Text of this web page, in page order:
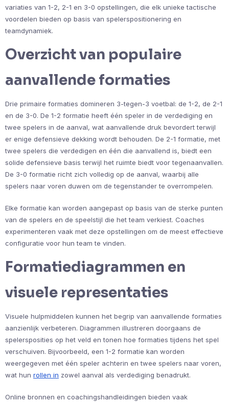
variaties van 1-2, 2-1 en 3-0 opstellingen, die elk unieke tactische
voordelen bieden op basis van spelerspositionering en
teamdynamiek.
Overzicht van populaire
aanvallende formaties
Drie primaire formaties domineren 3-tegen-3 voetbal: de 1-2, de 2-1
en de 3-0. De 1-2 formatie heeft één speler in de verdediging en
twee spelers in de aanval, wat aanvallende druk bevordert terwijl
er enige defensieve dekking wordt behouden. De 2-1 formatie, met
twee spelers die verdedigen en één die aanvallend is, biedt een
solide defensieve basis terwijl het ruimte biedt voor tegenaanvallen.
De 3-0 formatie richt zich volledig op de aanval, waarbij alle
spelers naar voren duwen om de tegenstander te overrompelen.
Elke formatie kan worden aangepast op basis van de sterke punten
van de spelers en de speelstijl die het team verkiest. Coaches
experimenteren vaak met deze opstellingen om de meest effectieve
configuratie voor hun team te vinden.
Formatiediagrammen en
visuele representaties
Visuele hulpmiddelen kunnen het begrip van aanvallende formaties
aanzienlijk verbeteren. Diagrammen illustreren doorgaans de
spelersposities op het veld en tonen hoe formaties tijdens het spel
verschuiven. Bijvoorbeeld, een 1-2 formatie kan worden
weergegeven met één speler achterin en twee spelers naar voren,
wat hun rollen in zowel aanval als verdediging benadrukt.
Online bronnen en coachingshandleidingen bieden vaak